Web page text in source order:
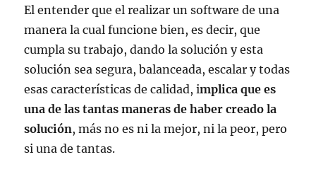
El entender que el realizar un software de una
manera la cual funcione bien, es decir, que
cumpla su trabajo, dando la solución y esta
solución sea segura, balanceada, escalar y todas
esas características de calidad, implica que es
una de las tantas maneras de haber creado la
solución, más no es ni la mejor, ni la peor, pero
si una de tantas.